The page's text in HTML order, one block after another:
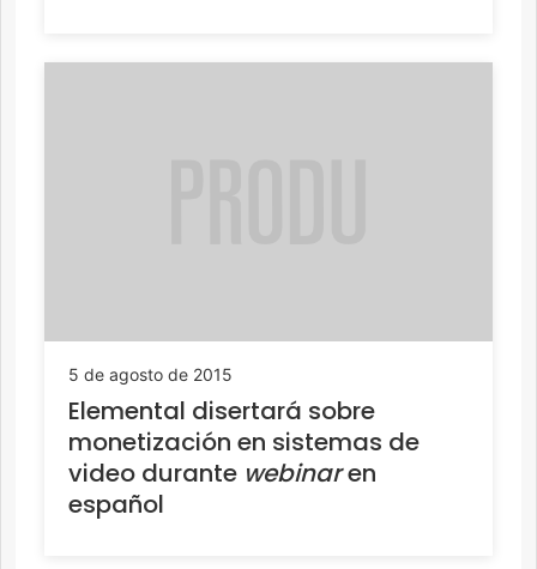
5 de agosto de 2015
Elemental disertará sobre
monetización en sistemas de
video durante webinaren
español